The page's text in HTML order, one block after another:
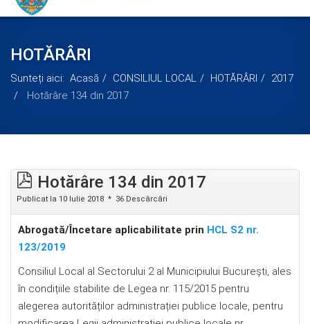
HOTĂRÂRI
Sunteți aici: Acasă CONSILIUL LOCAL HOTĂRÂRI
2017
Hotărâre 134 din 2017
Hotărâre 134 din 2017
Publicat la 10 Iulie 2018 36 Descărcări
Abrogată/Încetare aplicabilitate prin HCL S2 nr.
123/2019
Consiliul Local al Sectorului 2 al Municipiului București, ales
în condițiile stabilite de Legea nr. 115/2015 pentru
alegerea autorităților administrației publice locale, pentru